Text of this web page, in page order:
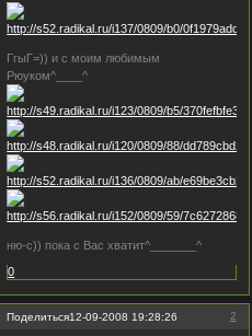
ГгыГ=)) и с моим любимым
Рюуком^____^
ню-с)) пока с Вас хватит^_______^
0
Поделиться 2
12-09-2008 19:28:26